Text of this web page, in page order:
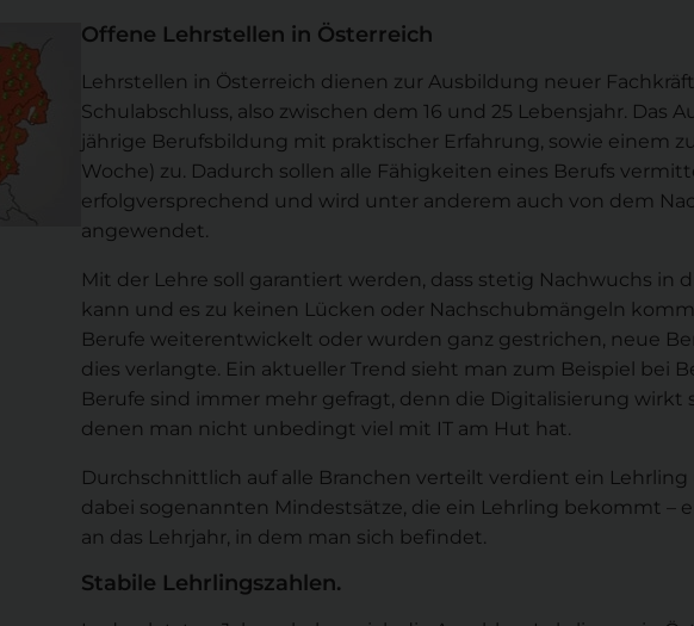
Offene Lehrstellen in Österreich
Lehrstellen in Österreich dienen zur Ausbildung neuer
Schulabschluss, also zwischen dem 16 und 25 Lebensjahr. Das
jährige Berufsbildung mit praktischer Erfahrung, sowie einem
Woche) zu. Dadurch sollen alle Fähigkeiten eines Berufs
erfolgversprechend und wird unter anderem auch von dem
angewendet.
Mit der Lehre soll garantiert werden, dass stetig Nachwuchs
kann und es zu keinen Lücken oder Nachschubmängeln
Berufe weiterentwickelt oder wurden ganz gestrichen, neue
dies verlangte. Ein aktueller Trend sieht man zum Beispiel bei
Berufe sind immer mehr gefragt, denn die Digitalisierung wirkt
denen man nicht unbedingt viel mit IT am Hut hat.
Durchschnittlich auf alle Branchen verteilt verdient ein Lehrling
dabei sogenannten Mindestsätze, die ein Lehrling bekommt –
an das Lehrjahr, in dem man sich befindet.
Stabile Lehrlingszahlen.